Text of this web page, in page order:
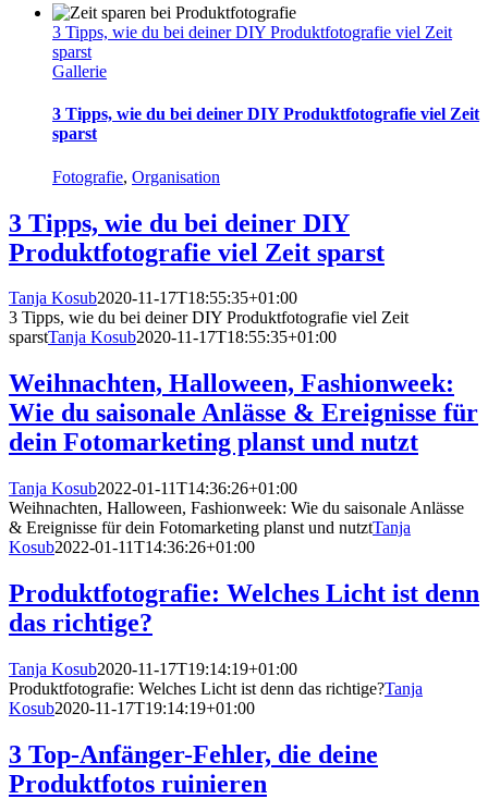
3 Tipps, wie du bei deiner DIY Produktfotografie viel Zeit
sparst
Gallerie
3 Tipps, wie du bei deiner DIY Produktfotografie viel Zeit
sparst
Fotografie, Organisation
3 Tipps, wie du bei deiner DIY
Produktfotografie viel Zeit sparst
Tanja Kosub2020-11-17T18:55:35+01:00
3 Tipps, wie du bei deiner DIY Produktfotografie viel Zeit
sparstTanja Kosub2020-11-17T18:55:35+01:00
Weihnachten, Halloween, Fashionweek:
Wie du saisonale Anlässe & Ereignisse für
dein Fotomarketing planst und nutzt
Tanja Kosub2022-01-11T14:36:26+01:00
Weihnachten, Halloween, Fashionweek: Wie du saisonale Anlässe
& Ereignisse für dein Fotomarketing planst und nutztTanja
Kosub2022-01-11T14:36:26+01:00
Produktfotografie: Welches Licht ist denn
das richtige?
Tanja Kosub2020-11-17T19:14:19+01:00
Produktfotografie: Welches Licht ist denn das richtige?Tanja
Kosub2020-11-17T19:14:19+01:00
3 Top-Anfänger-Fehler, die deine
Produktfotos ruinieren